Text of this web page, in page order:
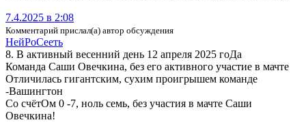
7.4.2025 в 2:08
Комментарий прислал(а) автор обсуждения
Ней­Ро­Се­еть
8. В активный весенний день 12 апреля 2025 гоДа
Команда Саши Овечкина, без его активного участие в мачте
Отличилась гигантским, сухим проигрышем команде
-Вашингтон
Со счётОм 0 -7, ноль семь, без участия в мачте Саши
Овечкина!